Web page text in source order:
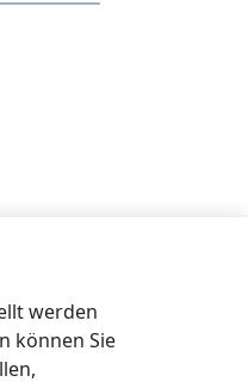
werden
können Sie